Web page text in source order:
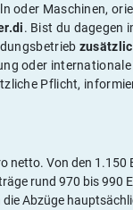
oder Maschinen,
. Bist du dagegen
oder
Pflicht,
netto. Von den 1.150
rund 970 bis 990
Abzüge